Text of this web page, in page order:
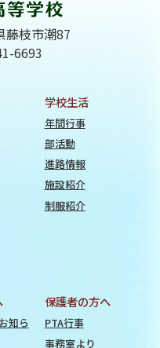
藤枝市潮87
6693
学校生活
年間行事
部活動
進路情報
施設紹介
制服紹介
知ら
保護者の方へ
PTA行事
事務室より